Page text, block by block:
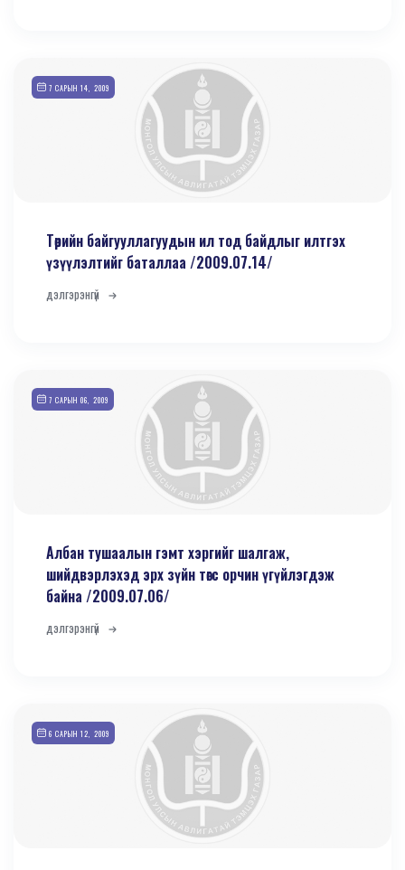
7 САРЫН 14, 2009
Төрийн байгууллагуудын ил тод байдлыг илтгэх
үзүүлэлтийг баталлаа /2009.07.14/
дэлгэрэнгүй
7 САРЫН 06, 2009
Албан тушаалын гэмт хэргийг шалгаж,
шийдвэрлэхэд эрх зүйн төгс орчин үгүйлэгдэж
байна /2009.07.06/
дэлгэрэнгүй
6 САРЫН 12, 2009